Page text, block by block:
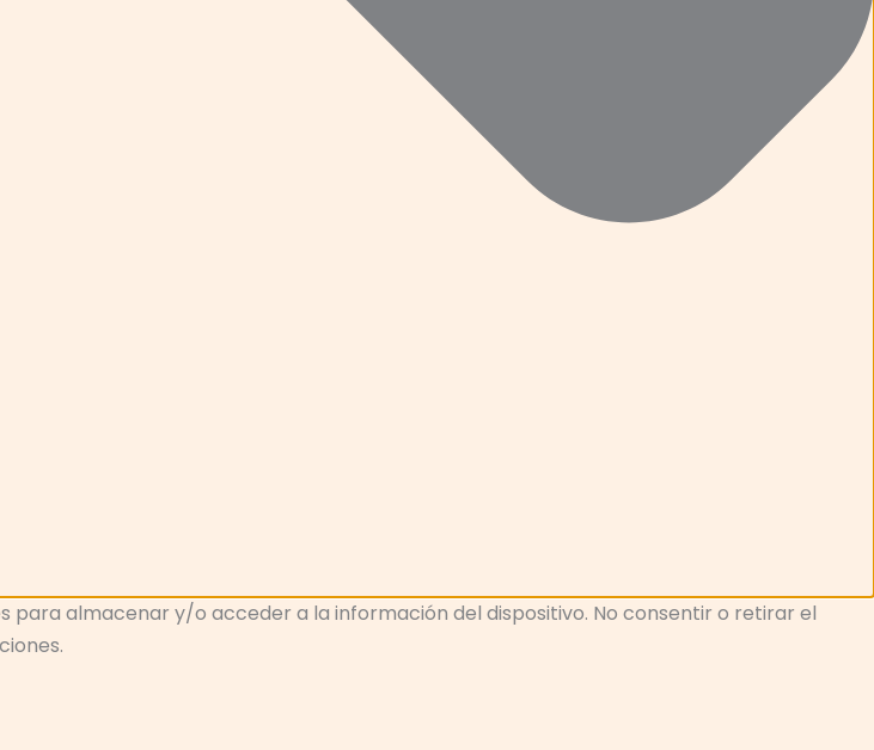
almacenar y/o acceder a la información del dispositivo. No consentir o retirar el